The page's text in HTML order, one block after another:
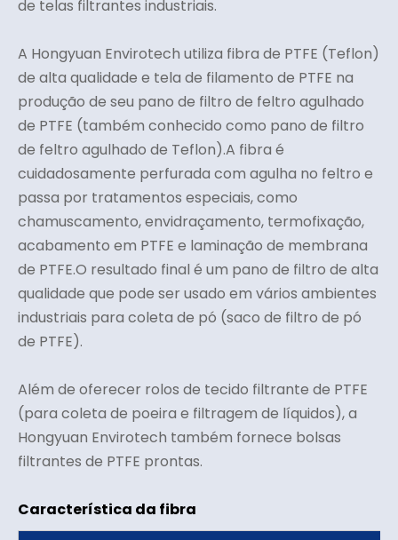
de telas filtrantes industriais.
A Hongyuan Envirotech utiliza fibra de PTFE (Teflon)
de alta qualidade e tela de filamento de PTFE na
produção de seu pano de filtro de feltro agulhado
de PTFE (também conhecido como pano de filtro
de feltro agulhado de Teflon).A fibra é
cuidadosamente perfurada com agulha no feltro e
passa por tratamentos especiais, como
chamuscamento, envidraçamento, termofixação,
acabamento em PTFE e laminação de membrana
de PTFE.O resultado final é um pano de filtro de alta
qualidade que pode ser usado em vários ambientes
industriais para coleta de pó (saco de filtro de pó
de PTFE).
Além de oferecer rolos de tecido filtrante de PTFE
(para coleta de poeira e filtragem de líquidos), a
Hongyuan Envirotech também fornece bolsas
filtrantes de PTFE prontas.
Característica da fibra